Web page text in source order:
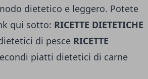
dietetico e leggero. Potete
qui sotto: RICETTE DIETETICHE
di pesce RICETTE
piatti dietetici di carne